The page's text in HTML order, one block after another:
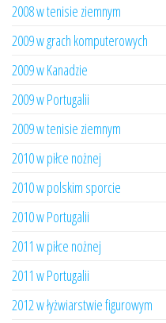
2008 w tenisie ziemnym
2009 w grach komputerowych
2009 w Kanadzie
2009 w Portugalii
2009 w tenisie ziemnym
2010 w piłce nożnej
2010 w polskim sporcie
2010 w Portugalii
2011 w piłce nożnej
2011 w Portugalii
2012 w łyżwiarstwie figurowym